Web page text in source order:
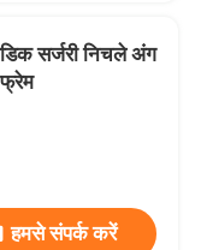
सर्जरी निचले अंग
हमसे संपर्क करें